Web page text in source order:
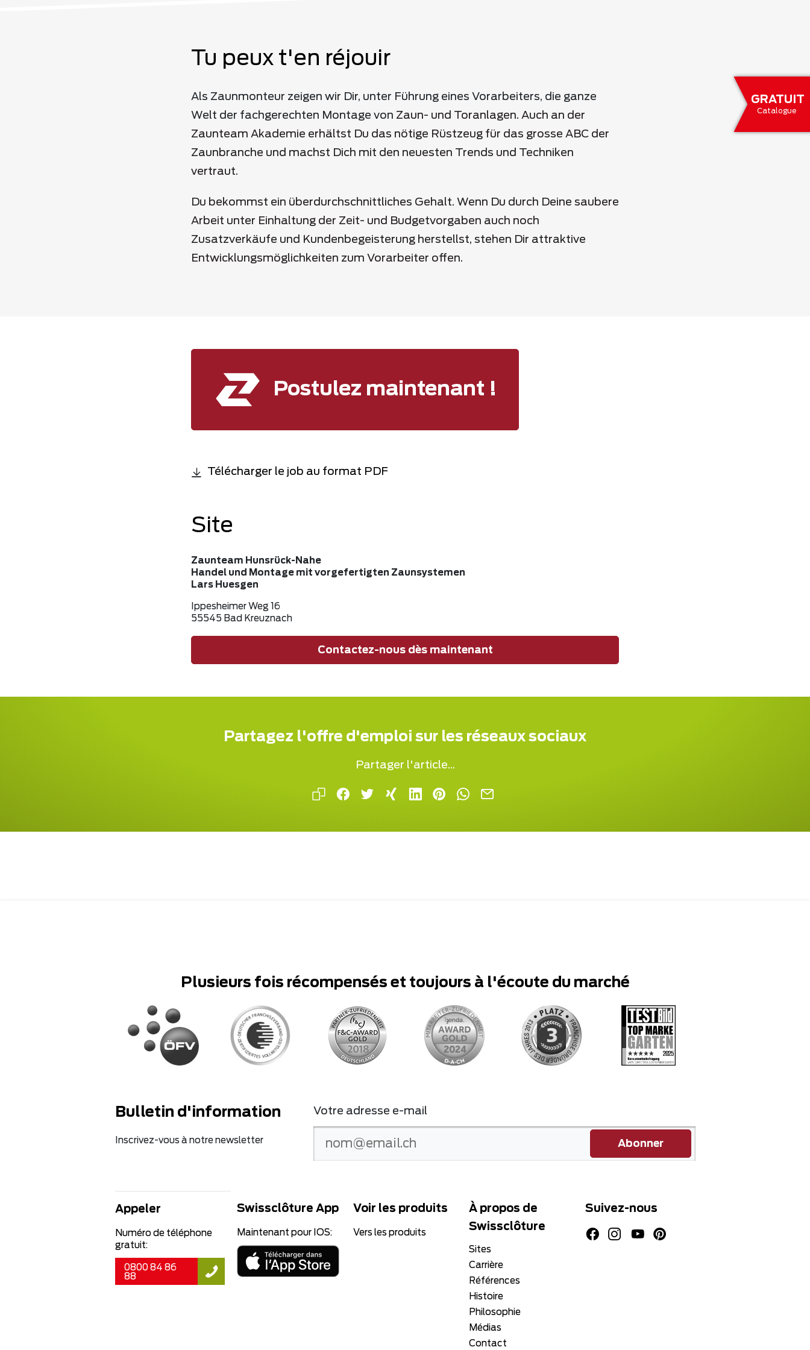
GRATUIT
Catalogue
Tu peux t'en réjouir
Als Zaunmonteur zeigen wir Dir, unter Führung eines Vorarbeiters, die ganze
Welt der fachgerechten Montage von Zaun- und Toranlagen. Auch an der
Zaunteam Akademie erhältst Du das nötige Rüstzeug für das grosse ABC der
Zaunbranche und machst Dich mit den neuesten Trends und Techniken
vertraut.
Du bekommst ein überdurchschnittliches Gehalt. Wenn Du durch Deine saubere
Arbeit unter Einhaltung der Zeit- und Budgetvorgaben auch noch
Zusatzverkäufe und Kundenbegeisterung herstellst, stehen Dir attraktive
Entwicklungsmöglichkeiten zum Vorarbeiter offen.
Postulez maintenant !
Télécharger le job au format PDF
Site
Zaunteam Hunsrück-Nahe
Handel und Montage mit vorgefertigten Zaunsystemen
Lars Huesgen
Ippesheimer Weg 16
55545 Bad Kreuznach
Contactez-nous dès maintenant
Partagez l'offre d'emploi sur les réseaux sociaux
Partager l'article...
Plusieurs fois récompensés et toujours à l'écoute du marché
Bulletin d'information
Inscrivez-vous à notre newsletter
Votre adresse e-mail
Abonner
Appeler
Numéro de téléphone
gratuit:
0800 84 86
88
Swissclôture App
Maintenant pour IOS:
Voir les produits
Vers les produits
À propos de
Swissclôture
Sites
Carrière
Références
Histoire
Philosophie
Médias
Contact
Suivez-nous